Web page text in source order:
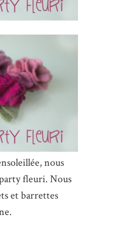
nous
fleuri. Nous
et barrettes